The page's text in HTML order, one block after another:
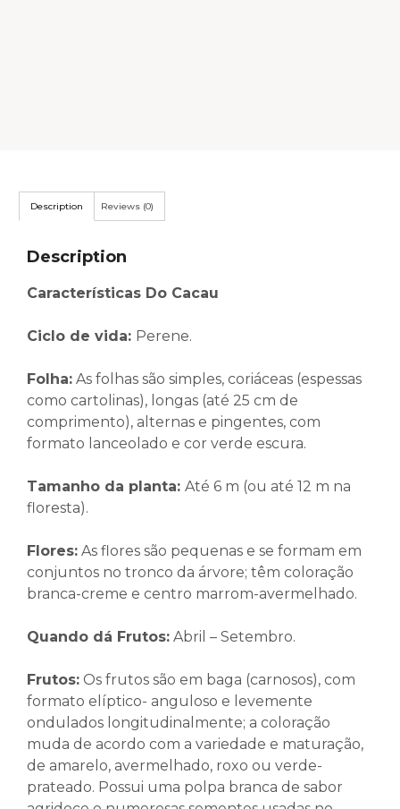
Description Reviews (0)
Description
Características Do Cacau
Ciclo de vida: Perene.
Folha: As folhas são simples, coriáceas (espessas
como cartolinas), longas (até 25 cm de
comprimento), alternas e pingentes, com
formato lanceolado e cor verde escura.
Tamanho da planta: Até 6 m (ou até 12 m na
floresta).
Flores: As flores são pequenas e se formam em
conjuntos no tronco da árvore; têm coloração
branca-creme e centro marrom-avermelhado.
Quando dá Frutos: Abril – Setembro.
Frutos: Os frutos são em baga (carnosos), com
formato elíptico- anguloso e levemente
ondulados longitudinalmente; a coloração
muda de acordo com a variedade e maturação,
de amarelo, avermelhado, roxo ou verde-
prateado. Possui uma polpa branca de sabor